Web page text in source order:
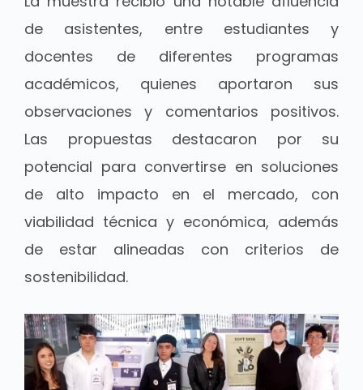
de asistentes, entre estudiantes y
docentes de diferentes programas
académicos, quienes aportaron sus
observaciones y comentarios positivos.
Las propuestas destacaron por su
potencial para convertirse en soluciones
de alto impacto en el mercado, con
viabilidad técnica y económica, además
de estar alineadas con criterios de
sostenibilidad.